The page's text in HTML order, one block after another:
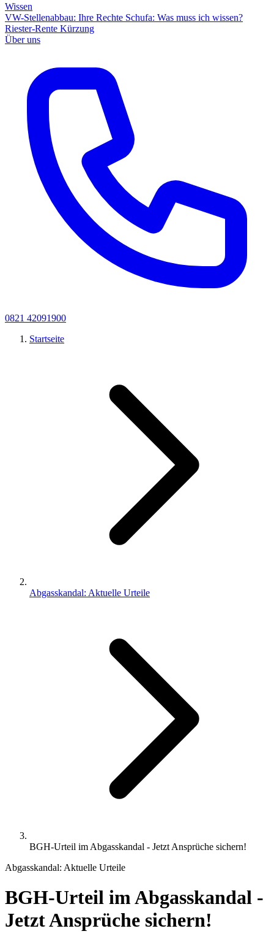
Wissen
VW-Stellenabbau: Ihre Rechte Schufa: Was muss ich wissen?
Riester-Rente Kürzung
Über uns
0821 42091900
Startseite
Abgasskandal: Aktuelle Urteile
BGH-Urteil im Abgasskandal - Jetzt Ansprüche sichern!
Abgasskandal: Aktuelle Urteile
BGH-Urteil im Abgasskandal -
Jetzt Ansprüche sichern!